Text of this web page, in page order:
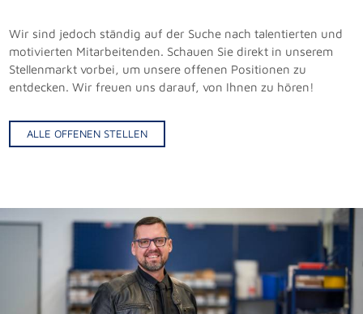
Wir sind jedoch ständig auf der Suche nach talentierten und
motivierten Mitarbeitenden. Schauen Sie direkt in unserem
Stellenmarkt vorbei, um unsere offenen Positionen zu
entdecken. Wir freuen uns darauf, von Ihnen zu hören!
ALLE OFFENEN STELLEN